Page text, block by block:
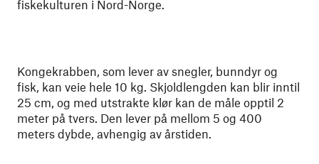
fiskekulturen i Nord-Norge.
Kongekrabben, som lever av snegler, bunndyr og
fisk, kan veie hele 10 kg. Skjoldlengden kan blir inntil
25 cm, og med utstrakte klør kan de måle opptil 2
meter på tvers. Den lever på mellom 5 og 400
meters dybde, avhengig av årstiden.